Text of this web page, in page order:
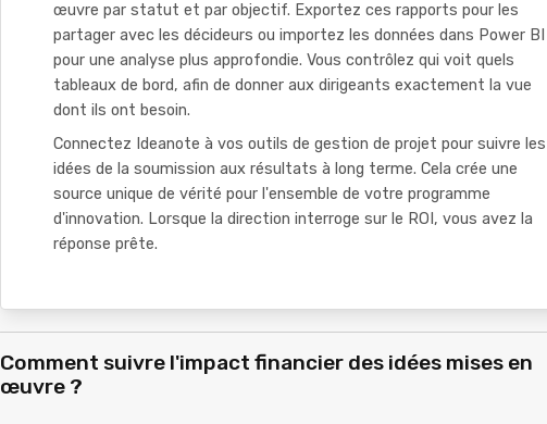
œuvre par statut et par objectif. Exportez ces rapports pour les
partager avec les décideurs ou importez les données dans Power BI
pour une analyse plus approfondie. Vous contrôlez qui voit quels
tableaux de bord, afin de donner aux dirigeants exactement la vue
dont ils ont besoin.
Connectez Ideanote à vos outils de gestion de projet pour suivre les
idées de la soumission aux résultats à long terme. Cela crée une
source unique de vérité pour l'ensemble de votre programme
d'innovation. Lorsque la direction interroge sur le ROI, vous avez la
réponse prête.
Comment suivre l'impact financier des idées mises en
œuvre ?